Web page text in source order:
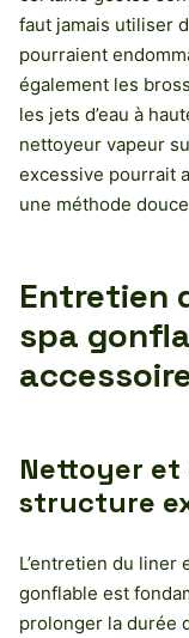
faut jamais utiliser
pourraient
également les
les jets d’eau à
nettoyeur vapeur
excessive pourrait
une méthode
Entretien
spa
Nettoyer
structure
L’entretien du
gonflable est
prolonger la durée